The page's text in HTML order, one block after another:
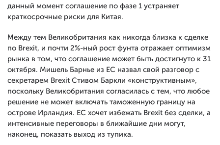
данный момент соглашение по фазе 1 устраняет
краткосрочные риски для Китая.
Между тем Великобритания как никогда близка к сделке
по Brexit, и почти 2%-ный рост фунта отражает оптимизм
рынка в том, что соглашение может быть достигнуто к 31
октября. Мишель Барнье из ЕС назвал свой разговор с
секретарем Brexit Стивом Баркли «конструктивным»,
поскольку Великобритания согласилась с тем, что любое
решение не может включать таможенную границу на
острове Ирландия. ЕС хочет избежать Brexit без сделки, а
интенсивные переговоры в ближайшие дни могут,
наконец, показать выход из тупика.